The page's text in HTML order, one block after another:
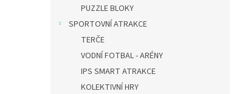
PUZZLE BLOKY
SPORTOVNÍ ATRAKCE
TERČE
VODNÍ FOTBAL - ARÉNY
IPS SMART ATRAKCE
KOLEKTIVNÍ HRY